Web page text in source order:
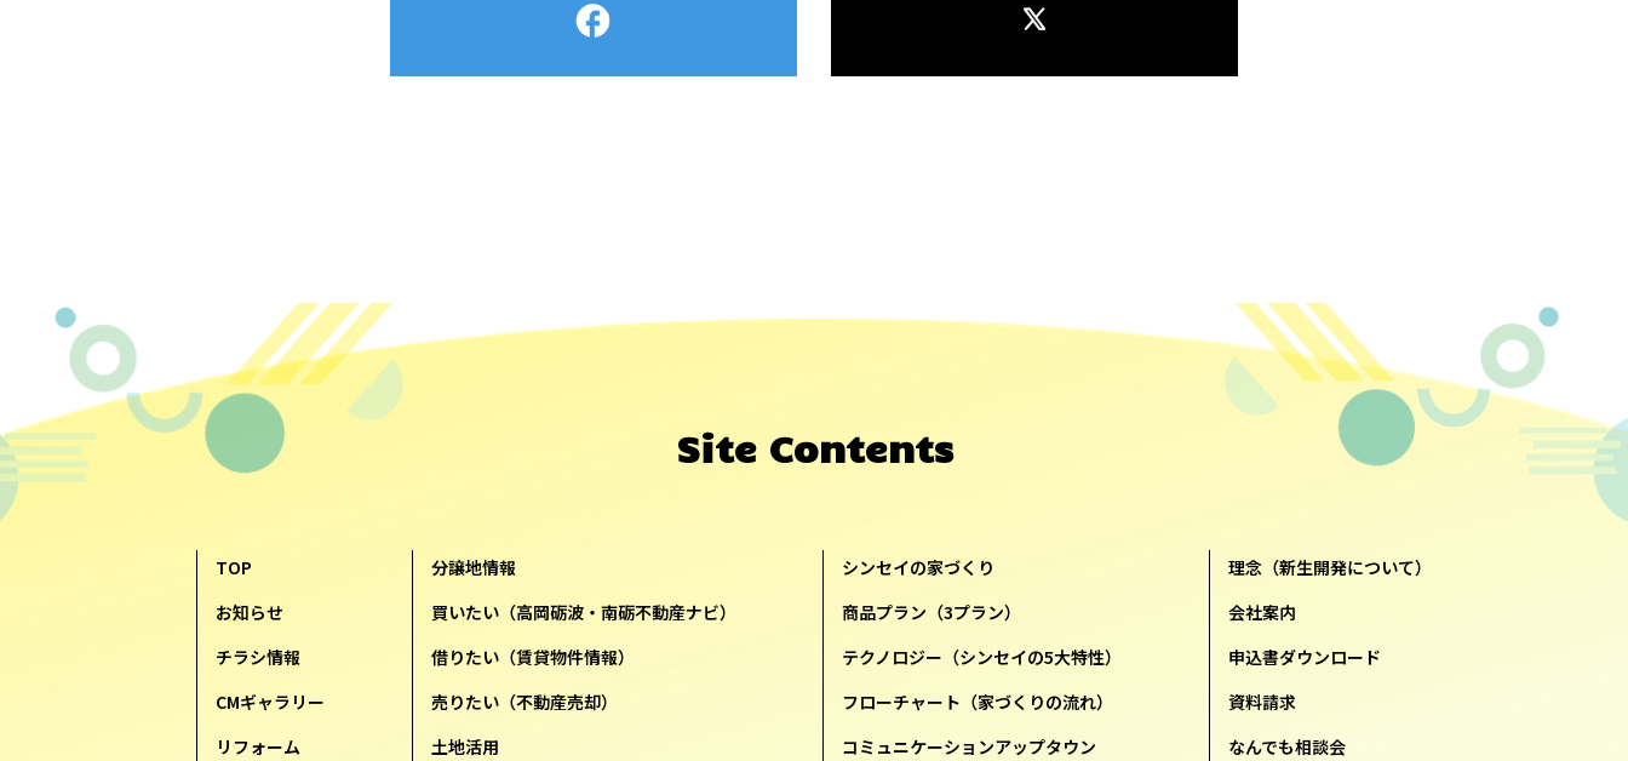
Site Contents
TOP
お知らせ
チラシ情報
CMギャラリー
リフォーム
分譲地情報
買いたい（高岡砺波・南砺不動産ナビ）
借りたい（賃貸物件情報）
売りたい（不動産売却）
土地活用
シンセイの家づくり
商品プラン（3プラン）
テクノロジー（シンセイの5大特性）
フローチャート（家づくりの流れ）
コミュニケーションアップタウン
理念（新生開発について）
会社案内
申込書ダウンロード
資料請求
なんでも相談会